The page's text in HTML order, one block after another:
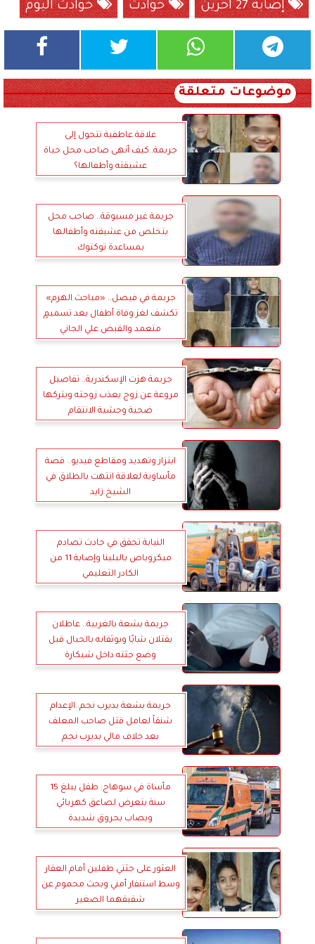
إصابة 27 آخرين
حوادث حوادث اليوم
موضوعات متعلقة
علاقة عاطفية تتحول إلى
جريمة..كيف أنهى صاحب محل حياة
عشيقته وأطفالها؟
جريمة غير مسبوقة.. صاحب محل
يتخلص من عشيقته وأطفالها
بمساعدة توكتوك
جربمة في فيصل.. «مباحث الهرم»
تكشف لغز وفاة أطفال بعد تسميمٍ
متعمد والقبض علي الجاني
جريمة هزت الإسكندرية.. تفاصيل
مروعة عن زوج يعذب زوجته ويتركها
ضحية وحشية الانتقام
ابتزاز وتهديد ومقاطع فيديو.. قصة
مأساوية لعلاقة انتهت بالطلاق في
الشيخ زايد
النيابة تحقق في حادث تصادم
ميكروباص بالبلينا وإصابة 11 من
الكادر التعليمي
جريمة بشعة بالغربية.. عاطلان
يقتلان شابًا ويوثقانه بالحبال قبل
وضع جثته داخل شيكارة
جريمة بشعة بديرب نجم..الإعدام
شنقاً لعامل قتل صاحب المعلف
بعد خلاف مالي بديرب نجم
مأساة في سوهاج: طفل يبلغ 15
سنة يتعرض لصاعق كهربائي
ويصاب بحروق شديدة
العثور على جثتي طفلين أمام العقار
وسط استنفار أمني وبحث محموم عن
شقيقهما الصغير